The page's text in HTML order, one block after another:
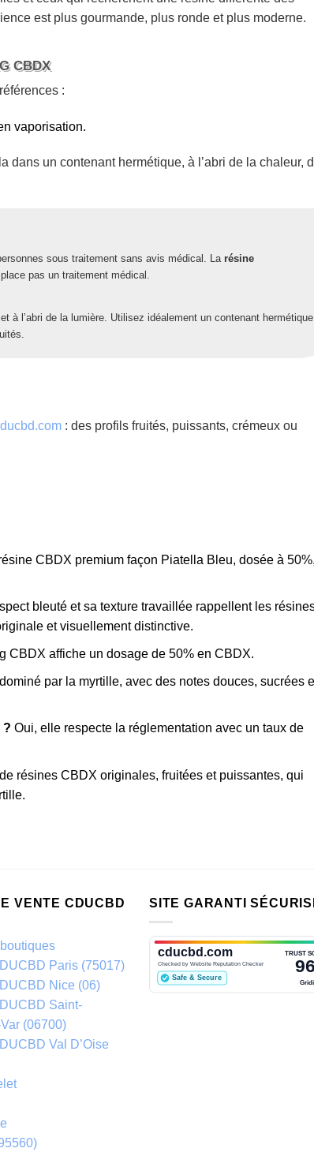
est plus gourmande, plus ronde et plus moderne.
CBDX
:
vaporisation.
dans un contenant hermétique, à l’abri de la chaleur,
sous traitement sans avis médical. La résine
pas un traitement médical.
à l’abri de la lumière. Utilisez idéalement un contenant hermétique
: des profils fruités, puissants, crémeux ou
CBDX premium façon Piatella Bleu, dosée à
bleuté et sa texture travaillée rappellent les
et visuellement distinctive.
CBDX affiche un dosage de 50% en CBDX.
par la myrtille, avec des notes douces, sucrées
? Oui, elle respecte la réglementation avec un taux de
résines CBDX originales, fruitées et puissantes, qui
VENTE CDUCBD
Paris (75017)
Nice (06)
Saint-
(06700)
Val D’Oise
SITE GARANTI